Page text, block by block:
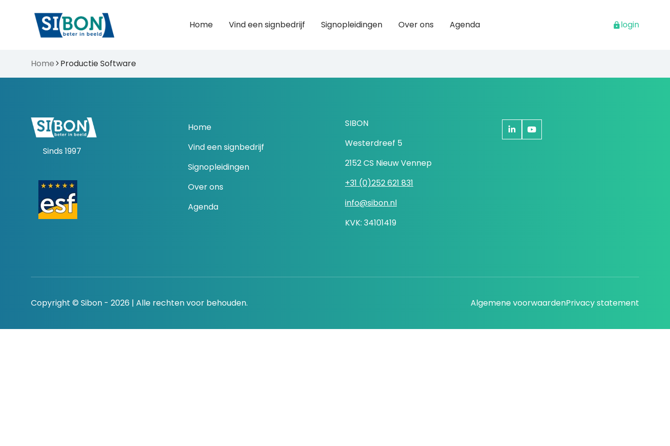
Home Vind een signbedrijf Signopleidingen Over ons Agenda login
Home Productie Software
Sinds 1997
Home
Vind een signbedrijf
Signopleidingen
Over ons
Agenda
SIBON
Westerdreef 5
2152 CS Nieuw Vennep
+31 (0)252 621 831
info@sibon.nl
KVK: 34101419
Copyright © Sibon - 2026 | Alle rechten voor behouden. Algemene voorwaardenPrivacy statement